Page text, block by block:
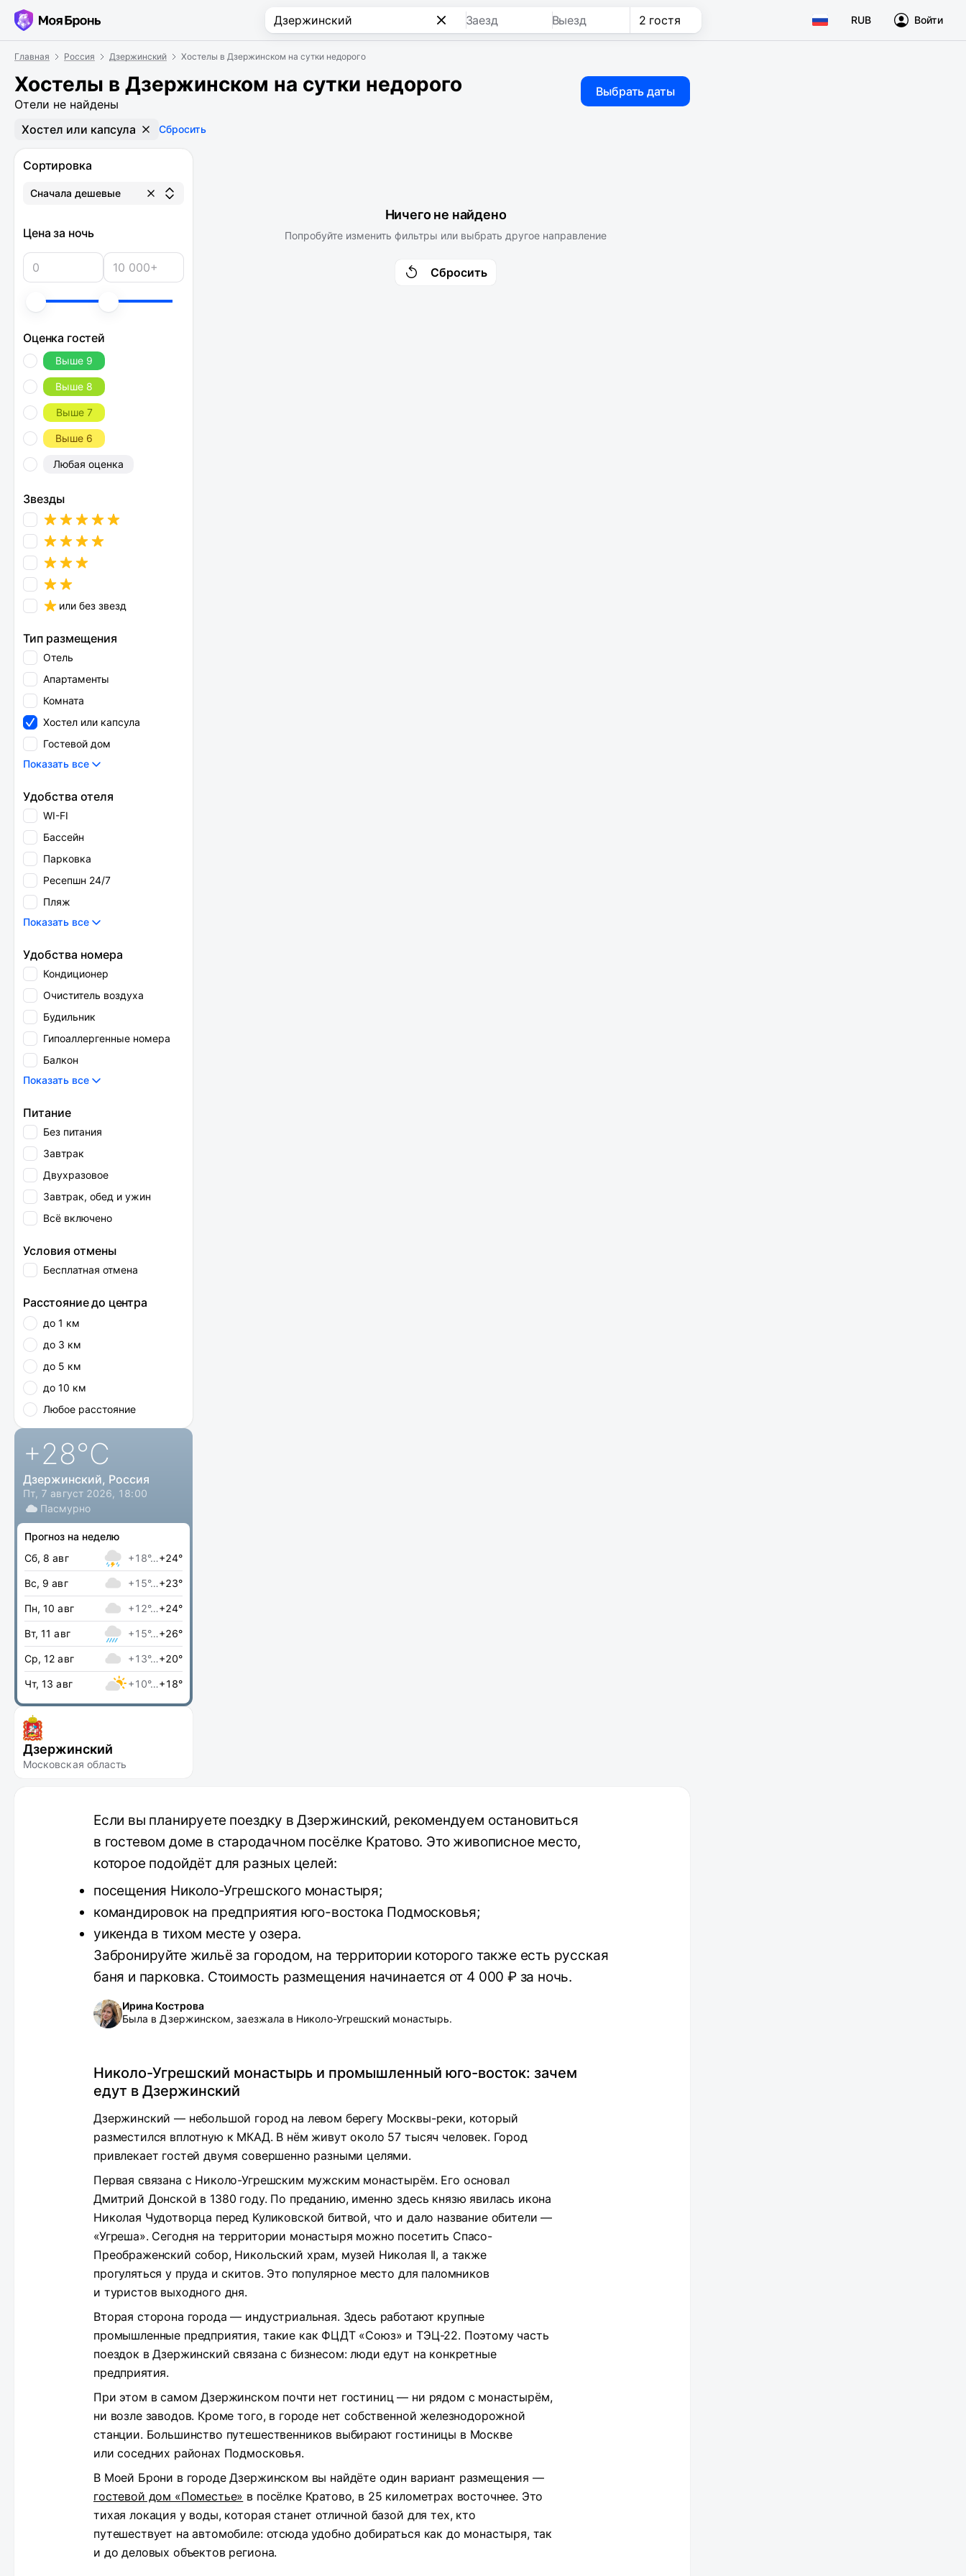
Заезд Выезд 2 гостя RUB Войти
Главная Россия Дзержинский Хостелы в Дзержинском на сутки недорого
Хостелы в Дзержинском на сутки недорого
Отели не найдены
Выбрать даты
Хостел или капсула Сбросить
Сортировка
Сначала дешевые
Цена за ночь
Оценка гостей
Выше 9
Выше 8
Выше 7
Выше 6
Любая оценка
Звезды
или без звезд
Тип размещения
Отель
Апартаменты
Комната
Хостел или капсула
Гостевой дом
Показать все
Удобства отеля
WI-FI
Бассейн
Парковка
Ресепшн 24/7
Пляж
Показать все
Удобства номера
Кондиционер
Очиститель воздуха
Будильник
Гипоаллергенные номера
Балкон
Показать все
Питание
Без питания
Завтрак
Двухразовое
Завтрак, обед и ужин
Всё включено
Условия отмены
Бесплатная отмена
Расстояние до центра
до 1 км
до 3 км
до 5 км
до 10 км
Любое расстояние
+28°C
Дзержинский, Россия
Пт, 7 август 2026, 18:00
Пасмурно
Прогноз на неделю
Сб, 8 авг
+18°…+24°
Вс, 9 авг +15°…+23°
Пн, 10 авг +12°…+24°
Вт, 11 авг +15°…+26°
Ср, 12 авг +13°…+20°
Чт, 13 авг +10°…+18°
Дзержинский
Московская область
Ничего не найдено
Попробуйте изменить фильтры или выбрать другое направление
Сбросить
Если вы планируете поездку в Дзержинский, рекомендуем остановиться
в гостевом доме в стародачном посёлке Кратово. Это живописное место,
которое подойдёт для разных целей:
посещения Николо-Угрешского монастыря;
командировок на предприятия юго-востока Подмосковья;
уикенда в тихом месте у озера.
Забронируйте жильё за городом, на территории которого также есть русская
баня и парковка. Стоимость размещения начинается от 4 000 ₽ за ночь.
Ирина Кострова
Была в Дзержинском, заезжала в Николо-Угрешский монастырь.
Николо-Угрешский монастырь и промышленный юго-восток: зачем
едут в Дзержинский
Дзержинский — небольшой город на левом берегу Москвы-реки, который
разместился вплотную к МКАД. В нём живут около 57 тысяч человек. Город
привлекает гостей двумя совершенно разными целями.
Первая связана с Николо-Угрешским мужским монастырём. Его основал
Дмитрий Донской в 1380 году. По преданию, именно здесь князю явилась икона
Николая Чудотворца перед Куликовской битвой, что и дало название обители —
«Угреша». Сегодня на территории монастыря можно посетить Спасо-
Преображенский собор, Никольский храм, музей Николая II, а также
прогуляться у пруда и скитов. Это популярное место для паломников
и туристов выходного дня.
Вторая сторона города — индустриальная. Здесь работают крупные
промышленные предприятия, такие как ФЦДТ «Союз» и ТЭЦ-22. Поэтому часть
поездок в Дзержинский связана с бизнесом: люди едут на конкретные
предприятия.
При этом в самом Дзержинском почти нет гостиниц — ни рядом с монастырём,
ни возле заводов. Кроме того, в городе нет собственной железнодорожной
станции. Большинство путешественников выбирают гостиницы в Москве
или соседних районах Подмосковья.
В Моей Брони в городе Дзержинском вы найдёте один вариант размещения —
гостевой дом «Поместье» в посёлке Кратово, в 25 километрах восточнее. Это
тихая локация у воды, которая станет отличной базой для тех, кто
путешествует на автомобиле: отсюда удобно добираться как до монастыря, так
и до деловых объектов региона.